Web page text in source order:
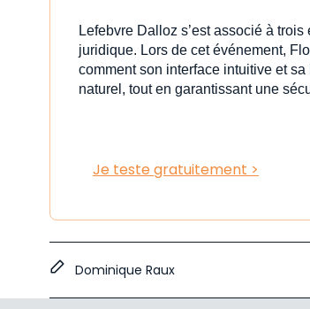
Lefebvre Dalloz s’est associé à
juridique. Lors de cet événement,
comment son interface intuitive et
naturel, tout en garantissant une
Je teste gratuitement >
Dominique Raux